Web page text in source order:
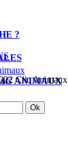
?
ANIMAUX
Clic Animaux